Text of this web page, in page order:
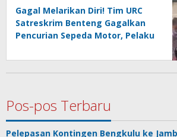
Gagal Melarikan Diri! Tim URC
Satreskrim Benteng Gagalkan
Pencurian Sepeda Motor, Pelaku
Pos-pos Terbaru
Pelepasan Kontingen Bengkulu ke